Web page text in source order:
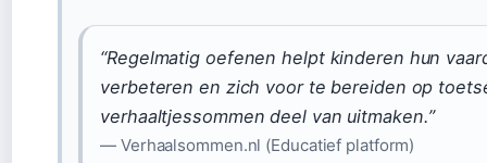
“Regelmatig oefenen helpt kinderen hun
verbeteren en zich voor te bereiden op
verhaaltjessommen deel van uitmaken.”
— Verhaalsommen.nl (Educatief platform)